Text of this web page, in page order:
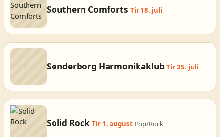
Southern Comforts Tir 18. juli
Sønderborg Harmonikaklub Tir 25. juli
Solid Rock Tir 1. august Pop/Rock